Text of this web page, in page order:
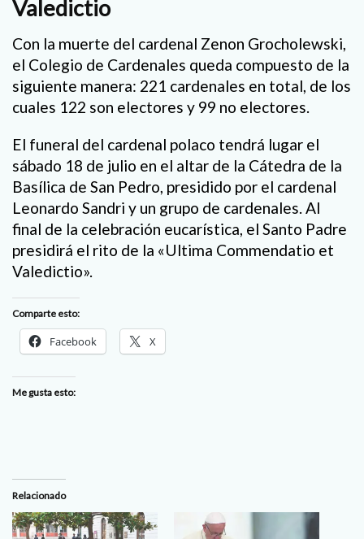
Valedictio
Con la muerte del cardenal Zenon Grocholewski,
el Colegio de Cardenales queda compuesto de la
siguiente manera: 221 cardenales en total, de los
cuales 122 son electores y 99 no electores.
El funeral del cardenal polaco tendrá lugar el
sábado 18 de julio en el altar de la Cátedra de la
Basílica de San Pedro, presidido por el cardenal
Leonardo Sandri y un grupo de cardenales. Al
final de la celebración eucarística, el Santo Padre
presidirá el rito de la «Ultima Commendatio et
Valedictio».
Comparte esto:
Facebook X
Me gusta esto:
Relacionado